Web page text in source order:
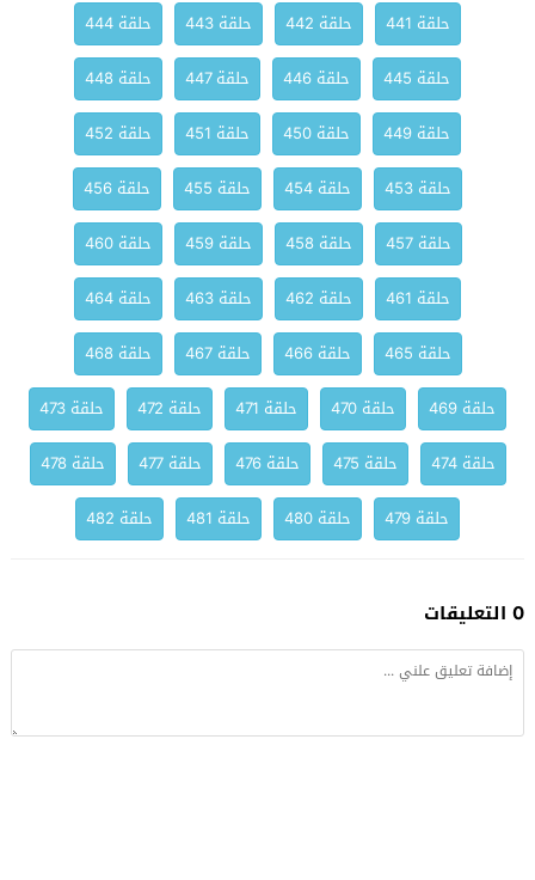
حلقة 441 حلقة 442 حلقة 443
حلقة 444
حلقة 445
حلقة 446 حلقة 447
حلقة 448
حلقة 449
حلقة 450 حلقة 451
حلقة 452
حلقة 453
حلقة 454 حلقة 455
حلقة 456
حلقة 457
حلقة 458 حلقة 459
حلقة 460
حلقة 461
حلقة 462 حلقة 463
حلقة 464
حلقة 465
حلقة 466 حلقة 467
حلقة 468
حلقة 469
حلقة 470 حلقة 471 حلقة 472
حلقة 473
حلقة 474
حلقة 475 حلقة 476 حلقة 477
حلقة 478
حلقة 479
حلقة 480 حلقة 481 حلقة 482
0 التعليقات